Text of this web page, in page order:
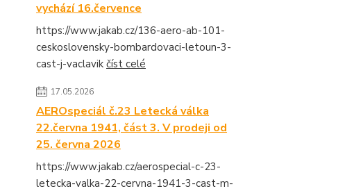
vychází 16.července
https://www.jakab.cz/136-aero-ab-101-
ceskoslovensky-bombardovaci-letoun-3-
cast-j-vaclavik číst celé
17.05.2026
AEROspeciál č.23 Letecká válka
22.června 1941, část 3. V prodeji od
25. června 2026
https://www.jakab.cz/aerospecial-c-23-
letecka-valka-22-cervna-1941-3-cast-m-